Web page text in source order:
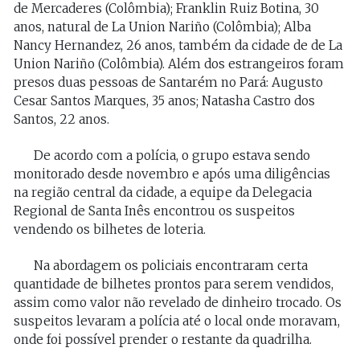
de Mercaderes (Colômbia); Franklin Ruiz Botina, 30
anos, natural de La Union Nariño (Colômbia); Alba
Nancy Hernandez, 26 anos, também da cidade de de La
Union Nariño (Colômbia). Além dos estrangeiros foram
presos duas pessoas de Santarém no Pará: Augusto
Cesar Santos Marques, 35 anos; Natasha Castro dos
Santos, 22 anos.
De acordo com a polícia, o grupo estava sendo
monitorado desde novembro e após uma diligências
na região central da cidade, a equipe da Delegacia
Regional de Santa Inês encontrou os suspeitos
vendendo os bilhetes de loteria.
Na abordagem os policiais encontraram certa
quantidade de bilhetes prontos para serem vendidos,
assim como valor não revelado de dinheiro trocado. Os
suspeitos levaram a polícia até o local onde moravam,
onde foi possível prender o restante da quadrilha.